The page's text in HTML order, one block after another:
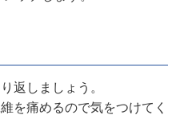
返しましょう。
を痛めるので気をつけてく